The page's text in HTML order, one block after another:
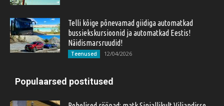
Telli kõige põnevamad giidiga automatkad
bussiekskursioonid ja automatkad Eestis!
Näidismarsruudid!
Teenused 12/04/2026
Populaarsed postitused